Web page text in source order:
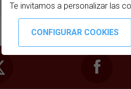
Te invitamos a personalizar las